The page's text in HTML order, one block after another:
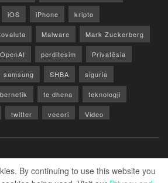
iOS iPhone kripto
Malware Mark Zuckerberg
OpenAI perditesim Privatësia
samsung SHBA siguria
te dhena teknologji
twitter vecori Video
By continuing to use this website you